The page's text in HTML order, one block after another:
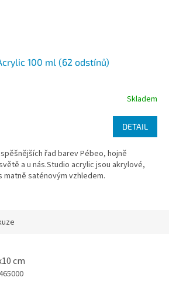
100 ml (62 odstínů)
Skladem
DETAIL
řad barev Pébeo, hojně
a u nás.Studio acrylic jsou akrylové,
saténovým vzhledem.
cm